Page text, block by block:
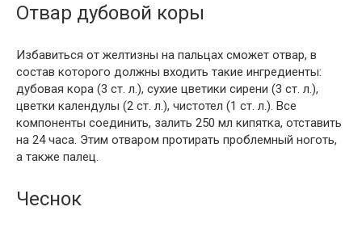
Отвар дубовой коры
Избавиться от желтизны на пальцах сможет отвар, в
состав которого должны входить такие ингредиенты:
дубовая кора (3 ст. л.), сухие цветики сирени (3 ст. л.),
цветки календулы (2 ст. л.), чистотел (1 ст. л.). Все
компоненты соединить, залить 250 мл кипятка, отставить
на 24 часа. Этим отваром протирать проблемный ноготь,
а также палец.
Чеснок